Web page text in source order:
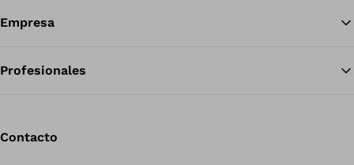
Empresa
Profesionales
Contacto